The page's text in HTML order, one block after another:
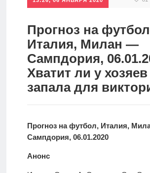
Новости
Стратегии
Школа
спорт
Новости
Прогноз на
Италия, Милан —
Сампдория,
Хватит ли у хозяев
запала для
Прогноз на футбол, Италия,
Сампдория, 06.01.2020
Анонс